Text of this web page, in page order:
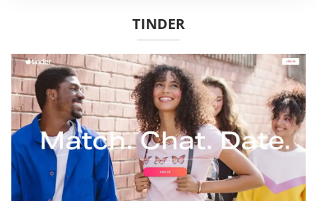
TINDER